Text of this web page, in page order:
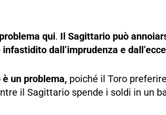
qui. Il Sagittario può
dall’imprudenza e
un problema, poiché il Toro
il Sagittario spende i soldi in un